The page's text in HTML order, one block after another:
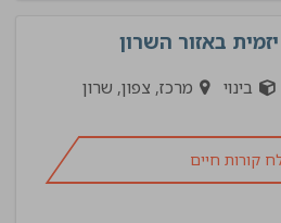
באזור השרון
בינוי מרכז, צפון, שרון
קורות חיים